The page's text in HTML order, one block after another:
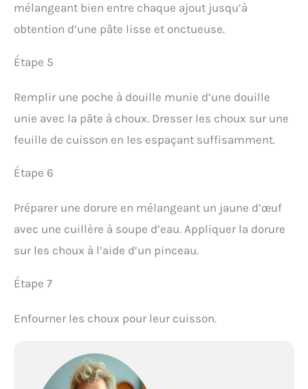
mélangeant bien entre chaque ajout jusqu’à
obtention d’une pâte lisse et onctueuse.
Étape 5
Remplir une poche à douille munie d’une douille
unie avec la pâte à choux. Dresser les choux sur une
feuille de cuisson en les espaçant suffisamment.
Étape 6
Préparer une dorure en mélangeant un jaune d’œuf
avec une cuillère à soupe d’eau. Appliquer la dorure
sur les choux à l’aide d’un pinceau.
Étape 7
Enfourner les choux pour leur cuisson.